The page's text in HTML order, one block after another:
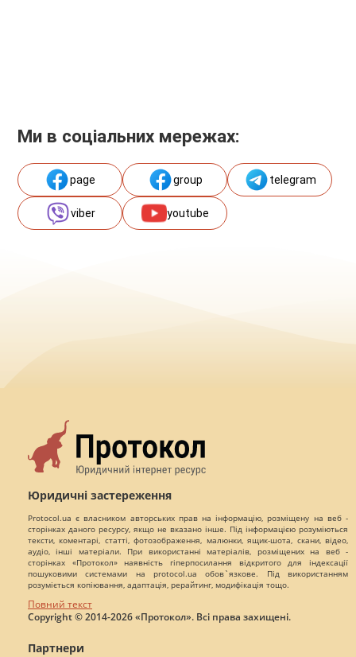
Ми в соціальних мережах:
page group telegram
viber youtube
Юридичні застереження
Protocol.ua є власником авторських прав на інформацію, розміщену на веб -
сторінках даного ресурсу, якщо не вказано інше. Під інформацією розуміються
тексти, коментарі, статті, фотозображення, малюнки, ящик-шота, скани, відео,
аудіо, інші матеріали. При використанні матеріалів, розміщених на веб -
сторінках «Протокол» наявність гіперпосилання відкритого для індексації
пошуковими системами на protocol.ua обов`язкове. Під використанням
розуміється копіювання, адаптація, рерайтинг, модифікація тощо.
Повний текст
Copyright © 2014-2026 «Протокол». Всі права захищені.
Партнери